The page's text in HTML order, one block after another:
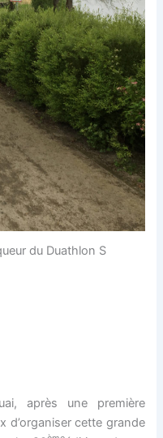
du Duathlon S
après une première
d’organiser cette grande